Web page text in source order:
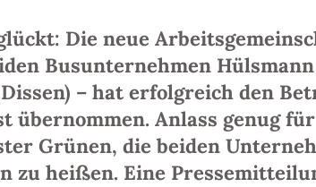
Die neue
Busunternehmen
– hat erfolgreich den
übernommen. Anlass genug
Grünen, die beiden
zu heißen. Eine